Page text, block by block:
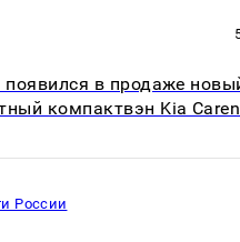
появился в продаже
компактвэн Kia
России